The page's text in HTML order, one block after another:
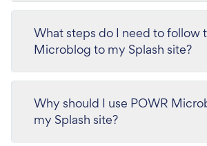
What steps do I need to follow
Microblog to my Splash site?
Why should I use POWR
my Splash site?